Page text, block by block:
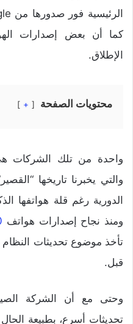
كما أن بعض إصدارات
الإطلاق.
محتويات الصفحة +
والتي يخبرنا تاريخها
الدورية رغم قلة هواتفها
ومنذ نجاح إصدارات هواتف
تأخذ موضوع تحديثات
قبل.
وحتى مع أن الشركة
تحديثات أسرع، بطبيعة الحال